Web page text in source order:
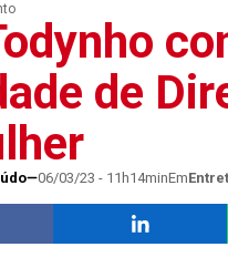
de
06/03/23 - 11h14minEm